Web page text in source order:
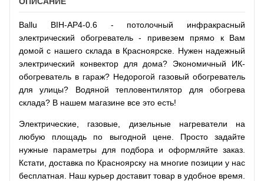
Ballu BIH-AP4-0.6 - потолочный инфракрасный
электрический обогреватель - привезем прямо к Вам
домой с нашего склада в Красноярске. Нужен надежный
электрический конвектор для дома? Экономичный ИК-
обогреватель в гараж? Недорогой газовый обогреватель
для улицы? Водяной тепловентилятор для обогрева
склада? В нашем магазине все это есть!
Электрические, газовые, дизельные нагреватели на
любую площадь по выгодной цене. Просто задайте
нужные параметры для подбора и оформляйте заказ.
Кстати, доставка по Красноярску на многие позиции у нас
бесплатная. Наш курьер доставит товар в удобное время.